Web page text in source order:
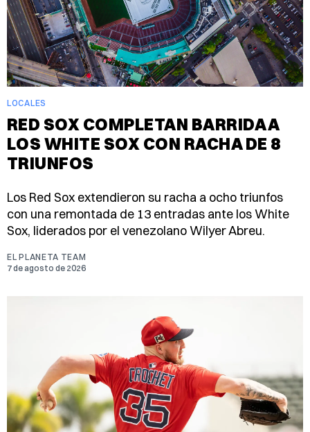
LOCALES
RED SOX COMPLETAN BARRIDA A
LOS WHITE SOX CON RACHA DE 8
TRIUNFOS
Los Red Sox extendieron su racha a ocho triunfos
con una remontada de 13 entradas ante los White
Sox, liderados por el venezolano Wilyer Abreu.
EL PLANETA TEAM
7 de agosto de 2026